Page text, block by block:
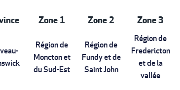
Zone 1
Région de
Moncton et
du Sud-Est
Zone 2
Région de
Fundy et de
Saint John
Zone 3
Région de
Fredericton
et de la
vallée